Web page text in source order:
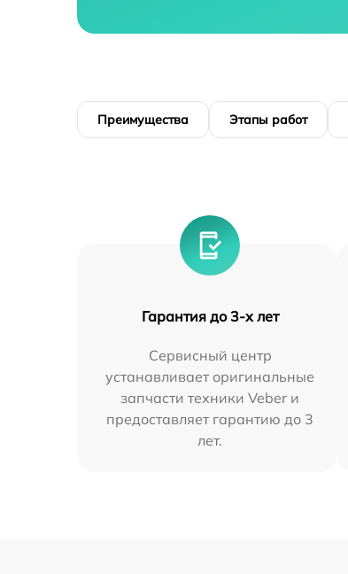
Преимущества Этапы работ
Гарантия до 3-х лет
Сервисный центр
устанавливает оригинальные
запчасти техники Veber и
предоставляет гарантию до 3
лет.